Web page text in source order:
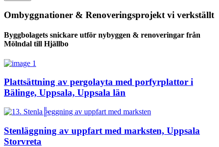
Ombyggnationer & Renoveringsprojekt vi verkställt
Byggbolagets snickare utför nybyggen & renoveringar från
Mölndal till Hjällbo
Plattsättning av pergolayta med porfyrplattor i
Bälinge, Uppsala, Uppsala län
Stenläggning av uppfart med marksten, Uppsala
Storvreta